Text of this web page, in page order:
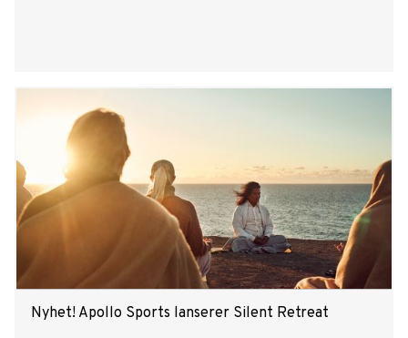
Nyhet! Apollo Sports lanserer Silent Retreat